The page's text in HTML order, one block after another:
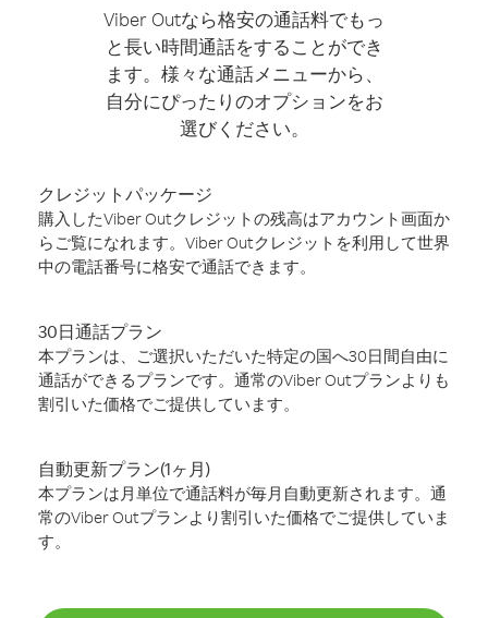
Viber Outなら格安の通話料でもっ
と長い時間通話をすることができ
ます。様々な通話メニューから、
自分にぴったりのオプションをお
選びください。
クレジットパッケージ
購入したViber Outクレジットの残高はアカウント画面か
らご覧になれます。Viber Outクレジットを利用して世界
中の電話番号に格安で通話できます。
30日通話プラン
本プランは、ご選択いただいた特定の国へ30日間自由に
通話ができるプランです。通常のViber Outプランよりも
割引いた価格でご提供しています。
自動更新プラン(1ヶ月)
本プランは月単位で通話料が毎月自動更新されます。通
常のViber Outプランより割引いた価格でご提供していま
す。